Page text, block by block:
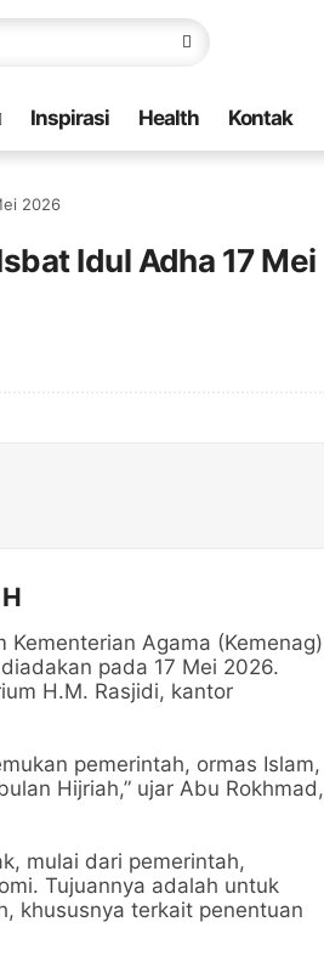
Inspirasi Health Kontak
2026
Idul Adha 17 Mei
Agama (Kemenag)
pada 17 Mei 2026.
H.M. Rasjidi, kantor
pemerintah, ormas Islam,
Hijriah,” ujar Abu Rokhmad,
mulai dari pemerintah,
Tujuannya adalah untuk
khususnya terkait penentuan